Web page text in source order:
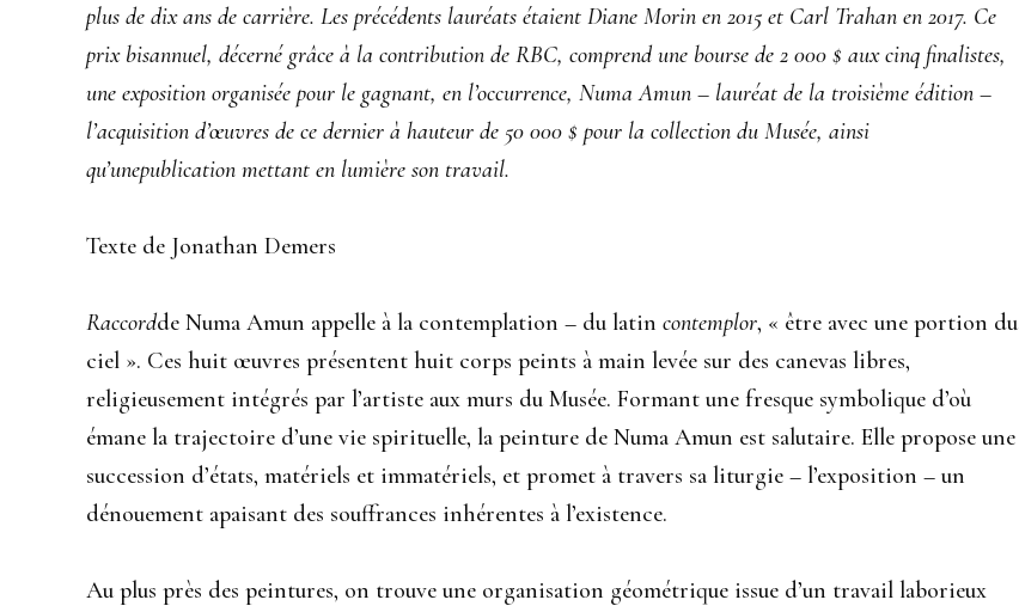
plus de dix ans de carrière. Les précédents lauréats étaient Diane Morin en 2015 et Carl Trahan en 2017. Ce
prix bisannuel, décerné grâce à la contribution de RBC, comprend une bourse de 2 000 $ aux cinq finalistes,
une exposition organisée pour le gagnant, en l’occurrence, Numa Amun – lauréat de la troisième édition –
l’acquisition d’œuvres de ce dernier à hauteur de 50 000 $ pour la collection du Musée, ainsi
qu’unepublication mettant en lumière son travail.
Texte de Jonathan Demers
Raccordde Numa Amun appelle à la contemplation – du latin contemplor, « être avec une portion du
ciel ». Ces huit œuvres présentent huit corps peints à main levée sur des canevas libres,
religieusement intégrés par l’artiste aux murs du Musée. Formant une fresque symbolique d’où
émane la trajectoire d’une vie spirituelle, la peinture de Numa Amun est salutaire. Elle propose une
succession d’états, matériels et immatériels, et promet à travers sa liturgie – l’exposition – un
dénouement apaisant des souffrances inhérentes à l’existence.
Au plus près des peintures, on trouve une organisation géométrique issue d’un travail laborieux